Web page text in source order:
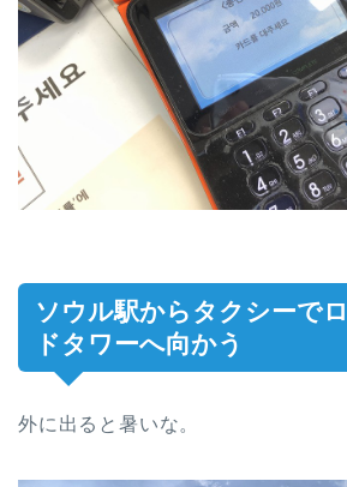
ソウル駅からタクシーで
ドタワーへ向かう
外に出ると暑いな。